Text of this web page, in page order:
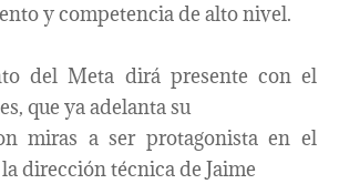
y competencia de alto nivel.
del Meta dirá presente con el
que ya adelanta su
miras a ser protagonista en el
dirección técnica de Jaime